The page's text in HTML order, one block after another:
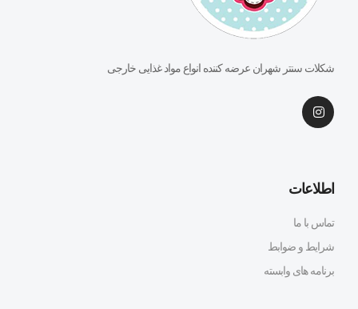
شکلات سنتر شهران عرضه کننده انواع مواد غذایی خارجی
اطلاعات
تماس با ما
شرایط و ضوابط
برنامه های وابسته